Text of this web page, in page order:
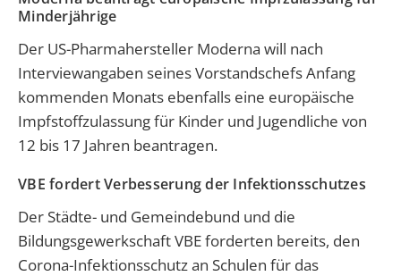
Minderjährige
Der US-Pharmahersteller Moderna will nach
Interviewangaben seines Vorstandschefs Anfang
kommenden Monats ebenfalls eine europäische
Impfstoffzulassung für Kinder und Jugendliche von
12 bis 17 Jahren beantragen.
VBE fordert Verbesserung der Infektionsschutzes
Der Städte- und Gemeindebund und die
Bildungsgewerkschaft VBE forderten bereits, den
Corona-Infektionsschutz an Schulen für das